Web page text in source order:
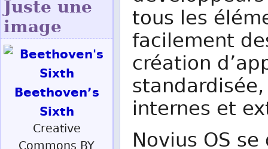
tous les
facilement
création
internes et
Novius OS
Juste une
image
Beethoven’s
Sixth
Creative